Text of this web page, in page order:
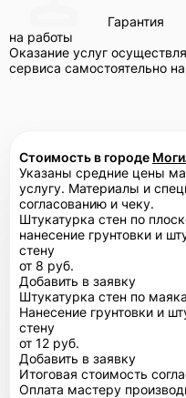
Гарантия
на работы
Оказание услуг
сервиса самостоятельно
Стоимость в городе
Указаны средние цены
услугу. Материалы и
согласованию и чеку.
Штукатурка стен по
нанесение грунтовки и
стену
от 8 руб.
Добавить в заявку
Штукатурка стен по
Нанесение грунтовки и
стену
от 12 руб.
Добавить в заявку
Итоговая стоимость
Оплата мастеру